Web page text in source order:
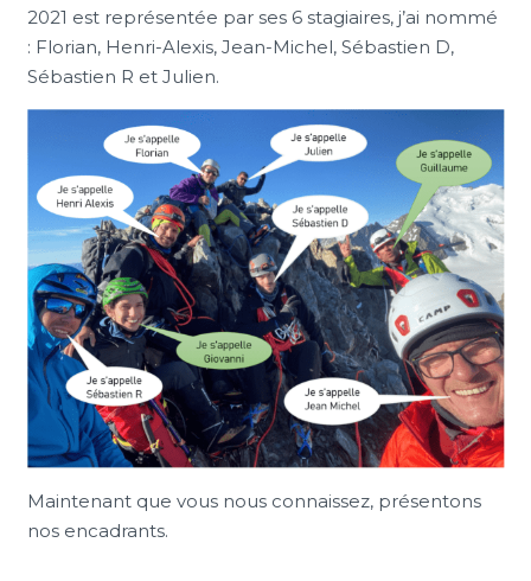
2021 est représentée par ses 6 stagiaires, j’ai nommé
: Florian, Henri-Alexis, Jean-Michel, Sébastien D,
Sébastien R et Julien.
Maintenant que vous nous connaissez, présentons
nos encadrants.